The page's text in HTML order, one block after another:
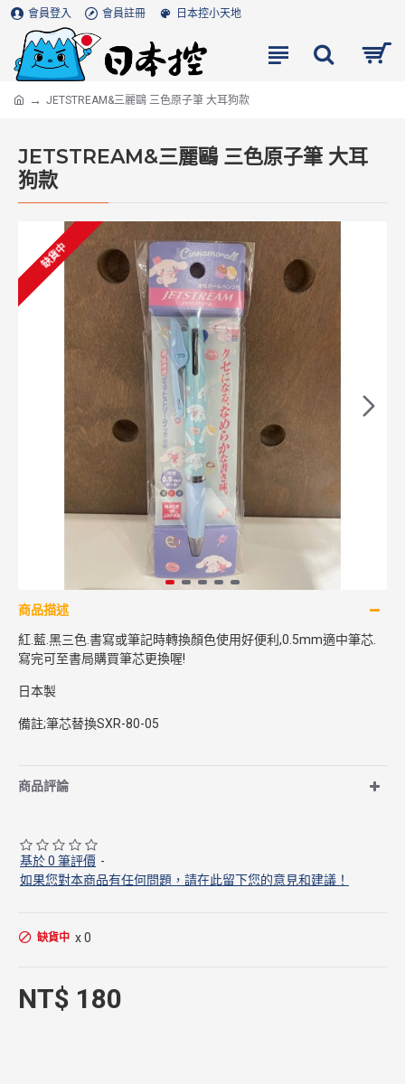
會員登入 會員註冊 日本控小天地
JETSTREAM&三麗鷗 三色原子筆 大耳狗款
JETSTREAM&三麗鷗 三色原子筆 大耳
狗款
缺貨中
商品描述
紅.藍.黑三色.書寫或筆記時轉換顏色使用好便利,0.5mm適中筆芯.
寫完可至書局購買筆芯更換喔!
日本製
備註;筆芯替換SXR-80-05
商品評論
基於 0 筆評價 -
如果您對本商品有任何問題，請在此留下您的意見和建議！
NT$ 180
缺貨中 x 0